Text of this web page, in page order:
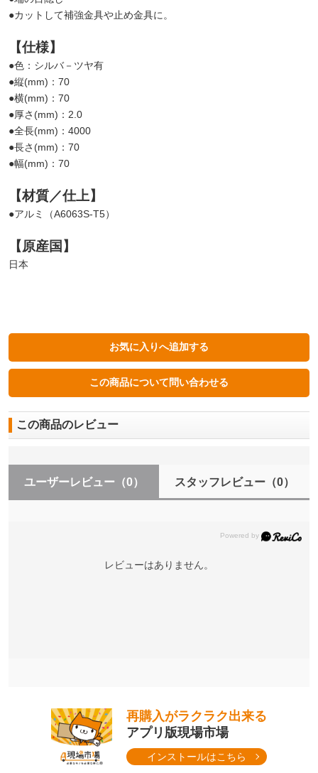
●カットして補強金具や止め金具に。
【仕様】
●色：シルバ－ツヤ有
●縦(mm)：70
●横(mm)：70
●厚さ(mm)：2.0
●全長(mm)：4000
●長さ(mm)：70
●幅(mm)：70
【材質／仕上】
●アルミ（A6063S-T5）
【原産国】
日本
この商品のレビュー
ユーザーレビュー （0） スタッフレビュー（0）
レビューはありません。
再購入がラクラク出来る
アプリ版現場市場
インストールはこちら